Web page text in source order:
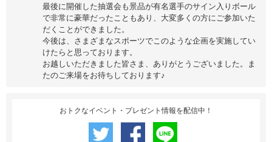
最後に開催した抽選会も景品が有名選手のサイン入りボール
で非常に豪華だったこともあり、大変多くの方にご参加いた
だくことができました。
今後は、さまざまなスポーツでこのような企画を実施してい
けたらと思っております。
お越しいただきました皆さま、ありがとうございました。ま
たのご来場をお待ちしております♪
おトクなイベント・プレゼント情報を配信中！